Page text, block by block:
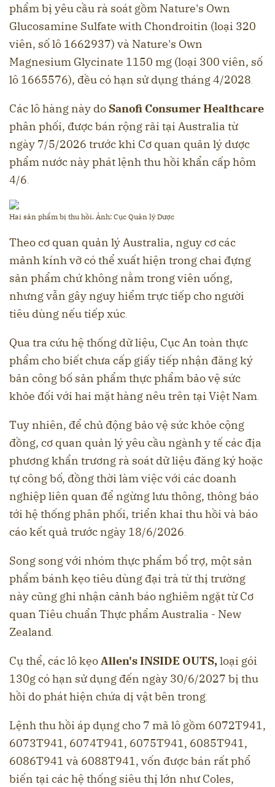
phẩm bị yêu cầu rà soát gồm Nature's Own
Glucosamine Sulfate with Chondroitin (loại 320
viên, số lô 1662937) và Nature's Own
Magnesium Glycinate 1150 mg (loại 300 viên, số
lô 1665576), đều có hạn sử dụng tháng 4/2028.
Các lô hàng này do Sanofi Consumer Healthcare
phân phối, được bán rộng rãi tại Australia từ
ngày 7/5/2026 trước khi Cơ quan quản lý dược
phẩm nước này phát lệnh thu hồi khẩn cấp hôm
4/6.
Hai sản phẩm bị thu hồi. Ảnh: Cục Quản lý Dược
Theo cơ quan quản lý Australia, nguy cơ các
mảnh kính vỡ có thể xuất hiện trong chai đựng
sản phẩm chứ không nằm trong viên uống,
nhưng vẫn gây nguy hiểm trực tiếp cho người
tiêu dùng nếu tiếp xúc.
Qua tra cứu hệ thống dữ liệu, Cục An toàn thực
phẩm cho biết chưa cấp giấy tiếp nhận đăng ký
bản công bố sản phẩm thực phẩm bảo vệ sức
khỏe đối với hai mặt hàng nêu trên tại Việt Nam.
Tuy nhiên, để chủ động bảo vệ sức khỏe cộng
đồng, cơ quan quản lý yêu cầu ngành y tế các địa
phương khẩn trương rà soát dữ liệu đăng ký hoặc
tự công bố, đồng thời làm việc với các doanh
nghiệp liên quan để ngừng lưu thông, thông báo
tới hệ thống phân phối, triển khai thu hồi và báo
cáo kết quả trước ngày 18/6/2026.
Song song với nhóm thực phẩm bổ trợ, một sản
phẩm bánh kẹo tiêu dùng đại trà từ thị trường
này cũng ghi nhận cảnh báo nghiêm ngặt từ Cơ
quan Tiêu chuẩn Thực phẩm Australia - New
Zealand.
Cụ thể, các lô kẹoAllen's INSIDE OUTS,loại gói
130g có hạn sử dụng đến ngày 30/6/2027 bị thu
hồi do phát hiện chứa dị vật bên trong.
Lệnh thu hồi áp dụng cho 7 mã lô gồm 6072T941,
6073T941, 6074T941, 6075T941, 6085T941,
6086T941 và 6088T941, vốn được bán rất phổ
biến tại các hệ thống siêu thị lớn như Coles,